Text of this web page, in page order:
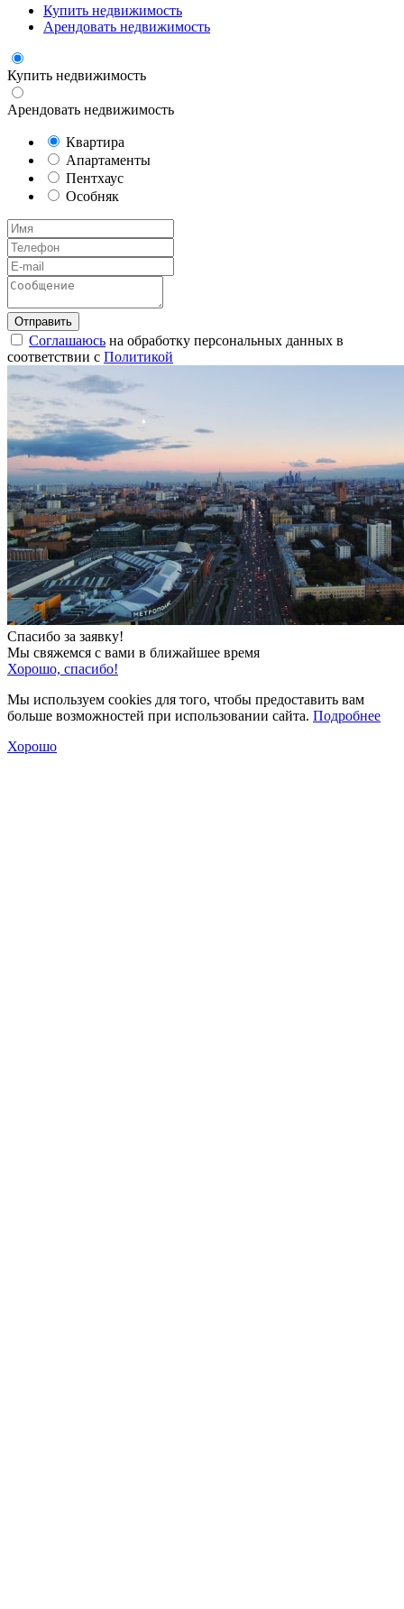
Купить недвижимость
Арендовать недвижимость
Купить недвижимость
Арендовать недвижимость
Квартира
Апартаменты
Пентхаус
Особняк
Соглашаюсь на обработку персональных данных в
соответствии с Политикой
Спасибо за заявку!
Мы свяжемся с вами в ближайшее время
Хорошо, спасибо!
Мы используем cookies для того, чтобы предоставить вам
больше возможностей при использовании сайта. Подробнее
Хорошо